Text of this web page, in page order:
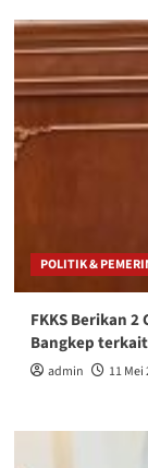
POLITIK &
FKKS Berikan
Bangkep
admin 11 Mei